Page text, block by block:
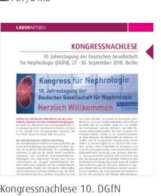
Kongressnachlese 10. DGfN